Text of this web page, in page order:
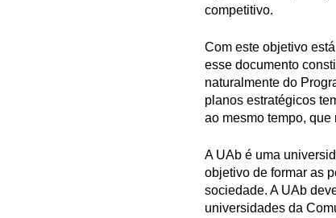
competitivo.
Com este objetivo
esse documento
naturalmente do
planos estratégicos
ao mesmo tempo,
A UAb é uma
objetivo de formar as
sociedade. A UAb
universidades da